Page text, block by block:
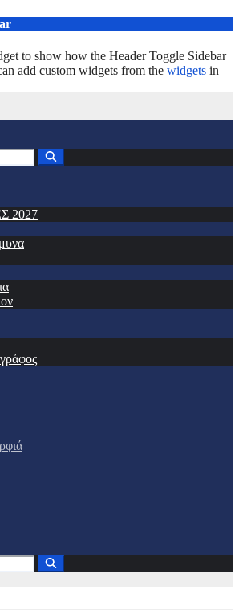
to show how the Header Toggle Sidebar
add custom widgets from the widgets in
2027